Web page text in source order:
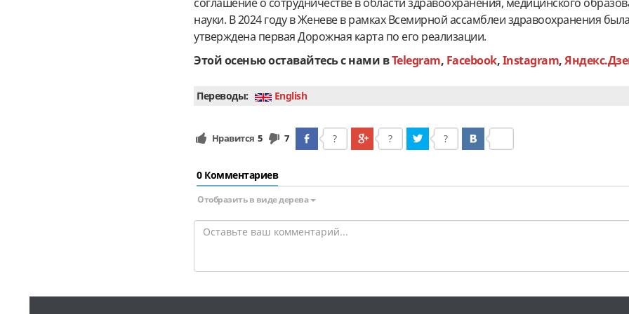
соглашение о сотрудничестве в области здравоохранения, медицинского
науки. В 2024 году в Женеве в рамках Всемирной ассамблеи здравоохранения была
утверждена первая Дорожная карта по его реализации.
Этой осенью оставайтесь с нами вTelegram, Facebook,Instagram,
Переводы: English
Нравится 5 7 ? ? ?
0 Комментариев
Отобразить в виде дерева